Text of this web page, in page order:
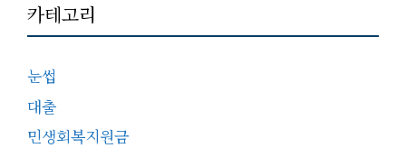
카테고리
눈썹
대출
민생회복지원금